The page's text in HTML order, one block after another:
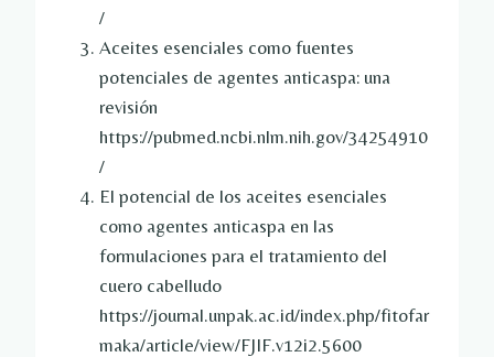
/
Aceites esenciales como fuentes
potenciales de agentes anticaspa: una
revisión
https://pubmed.ncbi.nlm.nih.gov/34254910
/
El potencial de los aceites esenciales
como agentes anticaspa en las
formulaciones para el tratamiento del
cuero cabelludo
https://journal.unpak.ac.id/index.php/fitofar
maka/article/view/FJIF.v12i2.5600